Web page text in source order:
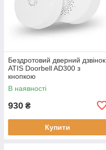
Бездротовий дверний дзвінок
ATIS Doorbell AD300 з
кнопкою
В наявності
930 ₴
Купити